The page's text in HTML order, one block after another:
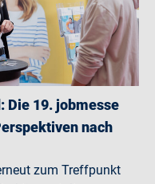
Die 19. jobmesse
nach
zum Treffpunkt